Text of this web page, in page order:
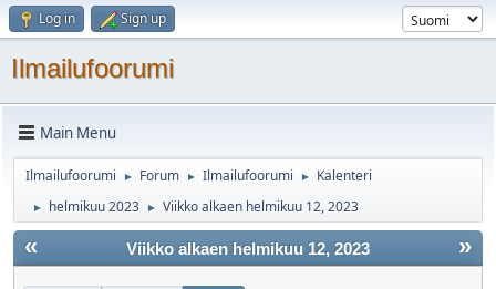
Log in Sign up
Ilmailufoorumi
Main Menu
Ilmailufoorumi ► Forum ► Ilmailufoorumi ► Kalenteri
► helmikuu 2023 ► Viikko alkaen helmikuu 12, 2023
« »
Viikko alkaen helmikuu 12, 2023